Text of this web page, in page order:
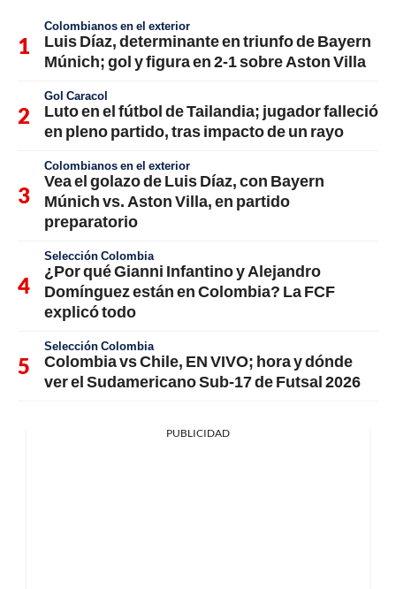
Colombianos en el exterior
Luis Díaz, determinante en triunfo de Bayern
Múnich; gol y figura en 2-1 sobre Aston Villa
Gol Caracol
Luto en el fútbol de Tailandia; jugador falleció
en pleno partido, tras impacto de un rayo
Colombianos en el exterior
Vea el golazo de Luis Díaz, con Bayern
Múnich vs. Aston Villa, en partido
preparatorio
Selección Colombia
¿Por qué Gianni Infantino y Alejandro
Domínguez están en Colombia? La FCF
explicó todo
Selección Colombia
Colombia vs Chile, EN VIVO; hora y dónde
ver el Sudamericano Sub-17 de Futsal 2026
PUBLICIDAD